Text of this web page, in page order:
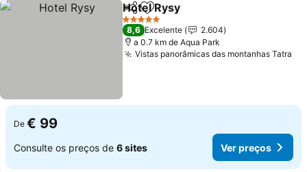
PartilharAdicionar aos favoritos
Hotel Rysy
5 Estrelas
8,6 Excelente
2.604
a 0.7 km de Aqua Park
Vistas panorâmicas das montanhas Tatra
De € 99
Consulte os preços de 6 sites Ver preços